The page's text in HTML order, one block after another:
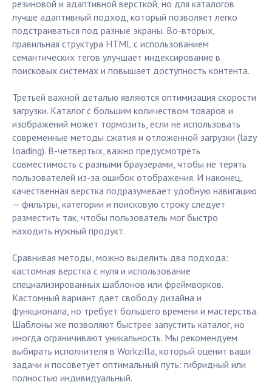
резиновой и адаптивной версткой, но для каталогов
лучше адаптивный подход, который позволяет легко
подстраиваться под разные экраны. Во-вторых,
правильная структура HTML с использованием
семантических тегов улучшает индексирование в
поисковых системах и повышает доступность контента.
Третьей важной деталью являются оптимизация скорости
загрузки. Каталог с большим количеством товаров и
изображений может тормозить, если не использовать
современные методы сжатия и отложенной загрузки (lazy
loading). В-четвертых, важно предусмотреть
совместимость с разными браузерами, чтобы не терять
пользователей из-за ошибок отображения. И наконец,
качественная верстка подразумевает удобную навигацию
— фильтры, категории и поисковую строку следует
разместить так, чтобы пользователь мог быстро
находить нужный продукт.
Сравнивая методы, можно выделить два подхода:
кастомная верстка с нуля и использование
специализированных шаблонов или фреймворков.
Кастомный вариант дает свободу дизайна и
функционала, но требует большего времени и мастерства.
Шаблоны же позволяют быстрее запустить каталог, но
иногда ограничивают уникальность. Мы рекомендуем
выбирать исполнителя в Workzilla, который оценит ваши
задачи и посоветует оптимальный путь: гибридный или
полностью индивидуальный.